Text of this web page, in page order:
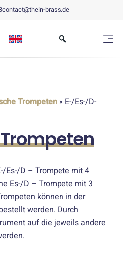
contact@thein-brass.de
Trompeten » E-/Es-/D-
Es-/D – Trompete mit 4
Es-/D – Trompete mit 3
können in der
werden. Durch
auf die jeweils andere